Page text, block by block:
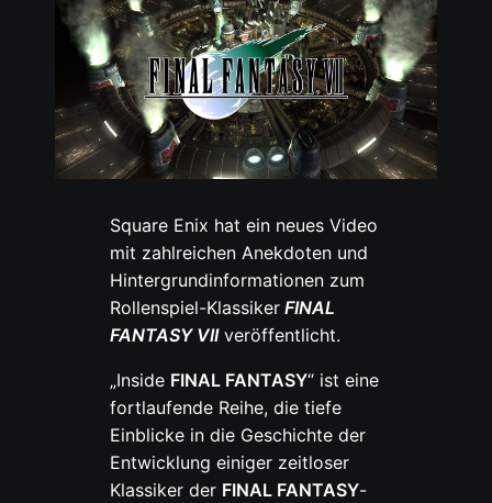
Square Enix hat ein neues Video
mit zahlreichen Anekdoten und
Hintergrundinformationen zum
Rollenspiel-Klassiker FINAL
FANTASY VIIveröffentlicht.
„Inside FINAL FANTASY“ ist eine
fortlaufende Reihe, die tiefe
Einblicke in die Geschichte der
Entwicklung einiger zeitloser
Klassiker der FINAL FANTASY-